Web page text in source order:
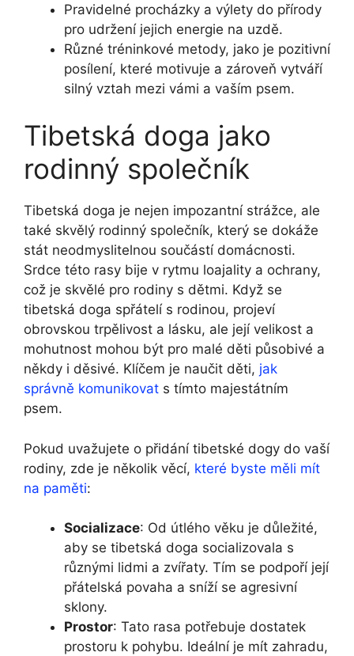
Pravidelné procházky a výlety do přírody
pro udržení jejich energie na uzdě.
Různé tréninkové metody, jako je pozitivní
posílení, které motivuje a zároveň vytváří
silný vztah mezi vámi a vaším psem.
Tibetská doga jako
rodinný společník
Tibetská doga je nejen impozantní strážce, ale
také skvělý rodinný společník, který se dokáže
stát neodmyslitelnou součástí domácnosti.
Srdce této rasy bije v rytmu loajality a ochrany,
což je skvělé pro rodiny s dětmi. Když se
tibetská doga spřátelí s rodinou, projeví
obrovskou trpělivost a lásku, ale její velikost a
mohutnost mohou být pro malé děti působivé a
někdy i děsivé. Klíčem je naučit děti, jak
správně komunikovat s tímto majestátním
psem.
Pokud uvažujete o přidání tibetské dogy do vaší
rodiny, zde je několik věcí, které byste měli mít
na paměti:
Socializace: Od útlého věku je důležité,
aby se tibetská doga socializovala s
různými lidmi a zvířaty. Tím se podpoří její
přátelská povaha a sníží se agresivní
sklony.
Prostor: Tato rasa potřebuje dostatek
prostoru k pohybu. Ideální je mít zahradu,